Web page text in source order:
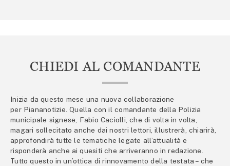
CHIEDI AL COMANDANTE
Inizia da questo mese una nuova collaborazione
per Piananotizie. Quella con il comandante della Polizia
municipale signese, Fabio Caciolli, che di volta in volta,
magari sollecitato anche dai nostri lettori, illustrerà, chiarirà,
approfondirà tutte le tematiche legate all’attualità e
risponderà anche ai quesiti che arriveranno in redazione.
Tutto questo in un’ottica di rinnovamento della testata – che